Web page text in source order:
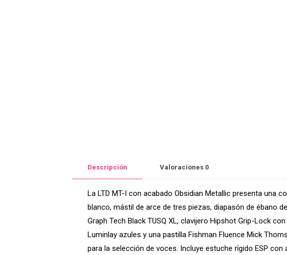
Descripción Valoraciones 0
La LTD MT-I con acabado Obsidian Metallic presenta una
blanco, mástil de arce de tres piezas, diapasón de ébano
Graph Tech Black TUSQ XL, clavijero Hipshot Grip-Lock
Luminlay azules y una pastilla Fishman Fluence Mick
para la selección de voces. Incluye estuche rígido ESP con